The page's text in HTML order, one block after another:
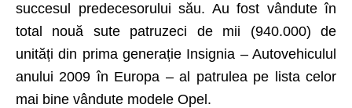
succesul predecesorului său. Au fost vândute în
total nouă sute patruzeci de mii (940.000) de
unități din prima generație Insignia – Autovehiculul
anului 2009 în Europa – al patrulea pe lista celor
mai bine vândute modele Opel.